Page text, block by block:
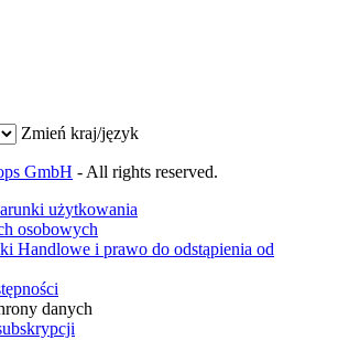
Zmień kraj/język
GmbH - All rights reserved.
użytkowania
osobowych
Handlowe i prawo do odstąpienia od
danych